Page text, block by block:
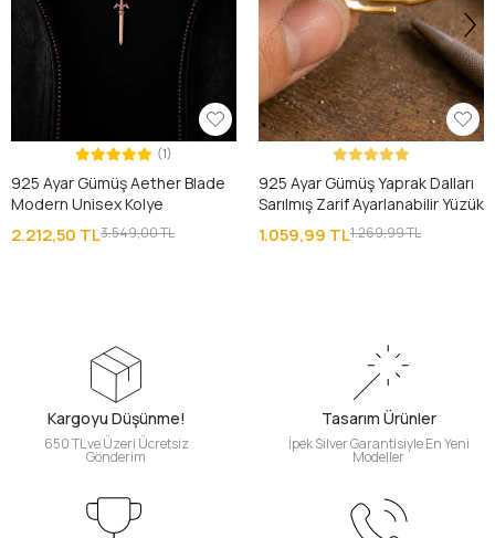
(1)
925 Ayar Gümüş Aether Blade
Modern Unisex Kolye
2.212,50 TL3.549,00 TL
925 Ayar Gümüş Yaprak Dalları
Sarılmış Zarif Ayarlanabilir Yüzük
1.059,99 TL1.269,99 TL
Kargoyu Düşünme!
650 TL ve Üzeri Ücretsiz
Gönderim
Tasarım Ürünler
İpek Silver Garantisiyle En Yeni
Modeller